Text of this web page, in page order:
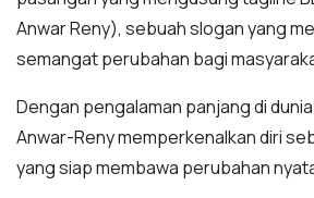
Anwar Reny), sebuah slogan yang
semangat perubahan bagi
Dengan pengalaman panjang di
Anwar-Reny memperkenalkan diri
yang siap membawa perubahan